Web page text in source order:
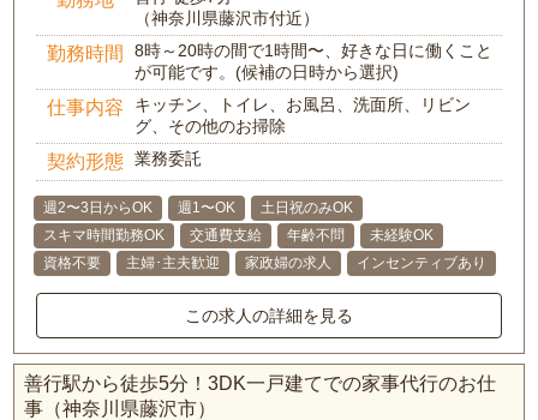
（神奈川県藤沢市付近）
勤務時間
8時～20時の間で1時間〜、好きな日に働くこと
が可能です。(候補の日時から選択)
仕事内容
キッチン、トイレ、お風呂、洗面所、リビン
グ、その他のお掃除
契約形態 業務委託
週2〜3日からOK 週1〜OK
土日祝のみOK
スキマ時間勤務OK
交通費支給 年齢不問
未経験OK
資格不要
主婦･主夫歓迎 家政婦の求人 インセンティブあり
この求人の詳細を見る
善行駅から徒歩5分！3DK一戸建てでの家事代行のお仕
事（神奈川県藤沢市）